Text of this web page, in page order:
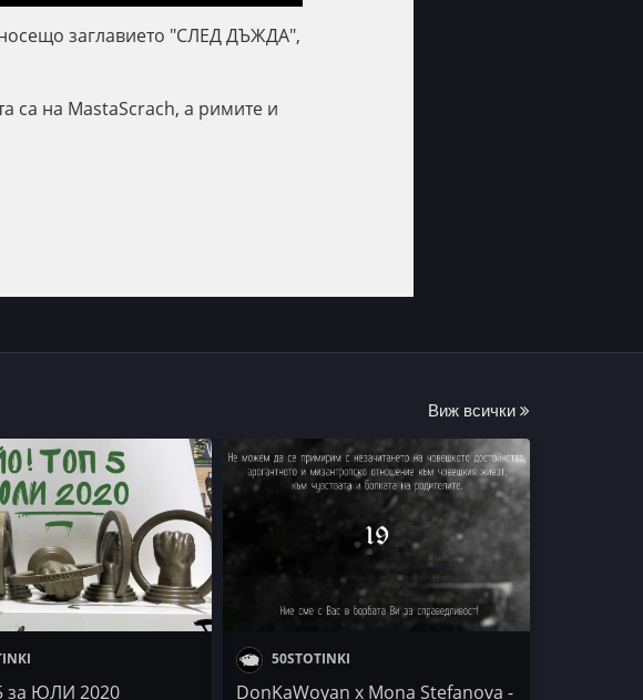
носещо заглавието "СЛЕД ДЪЖДА",
са на MastaScrach, а римите и
Виж всички
за ЮЛИ 2020
50STOTINKI
DonKaWoyan x Mona Stefanova -